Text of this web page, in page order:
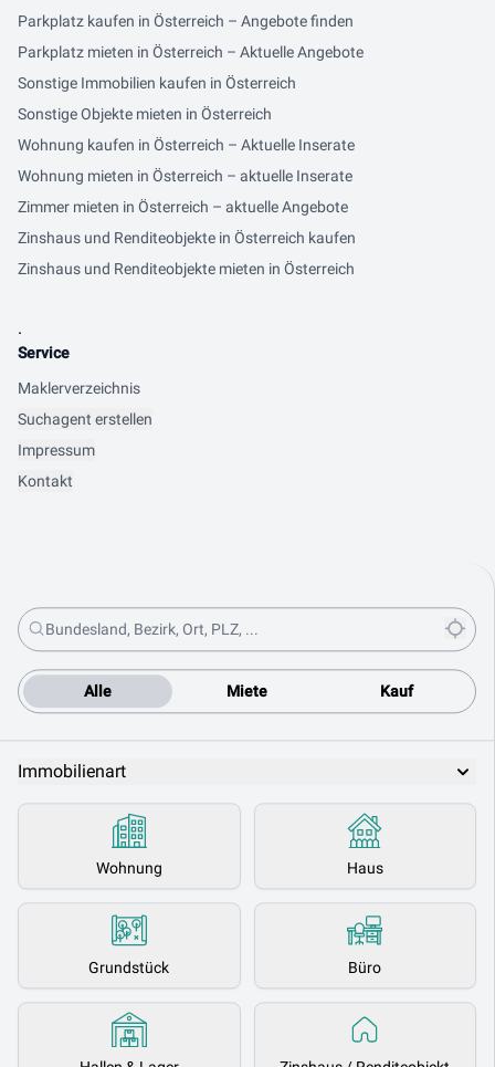
Alle Miete Kauf
Immobilienart
Wohnung Haus
Grundstück Büro
Parkplatz kaufen in Österreich – Angebote finden
Parkplatz mieten in Österreich – Aktuelle Angebote
Sonstige Immobilien kaufen in Österreich
Sonstige Objekte mieten in Österreich
Wohnung kaufen in Österreich – Aktuelle Inserate
Wohnung mieten in Österreich – aktuelle Inserate
Zimmer mieten in Österreich – aktuelle Angebote
Zinshaus und Renditeobjekte in Österreich kaufen
Zinshaus und Renditeobjekte mieten in Österreich
.
Service
Maklerverzeichnis
Suchagent erstellen
Impressum
Kontakt